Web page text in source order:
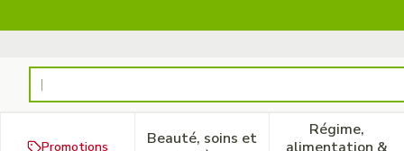
Rechercher
Promotions
Beauté, soins et
Régime,